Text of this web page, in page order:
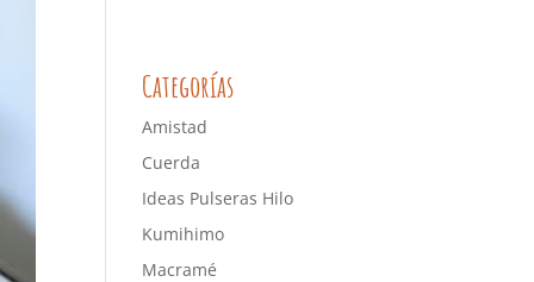
Categorías
Amistad
Cuerda
Ideas Pulseras Hilo
Kumihimo
Macramé